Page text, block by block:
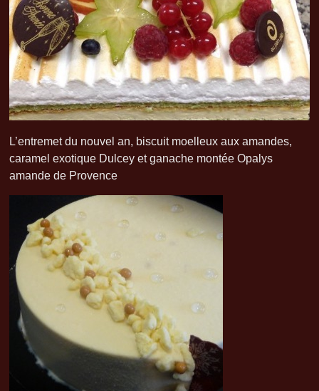
L’entremet du nouvel an, biscuit moelleux aux amandes,
caramel exotique Dulcey et ganache montée Opalys
amande de Provence